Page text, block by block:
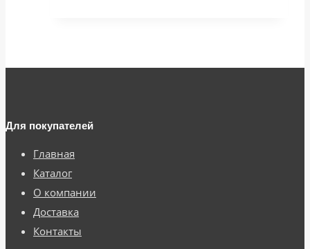
Для покупателей
Главная
Каталог
О компании
Доставка
Контакты